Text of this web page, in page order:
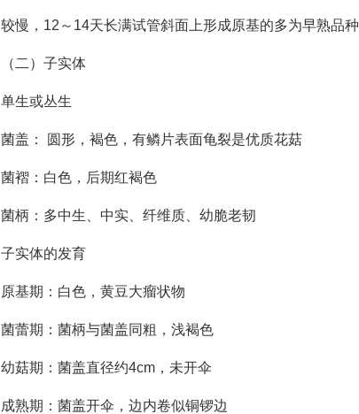
较慢，12～14天长满试管 斜面上形成原基的多为早熟品种
（二）子实体
单生或丛生
菌盖： 圆形，褐色，有鳞片 表面龟裂是优质花菇
菌褶：白色，后期红褐色
菌柄：多中生、中实、 纤维质、幼脆老韧
子实体的发育
原基期：白色，黄豆大瘤状物
菌蕾期：菌柄与菌盖同粗，浅褐色
幼菇期：菌盖直径约4cm，未开伞
成熟期：菌盖开伞，边内卷似铜锣边